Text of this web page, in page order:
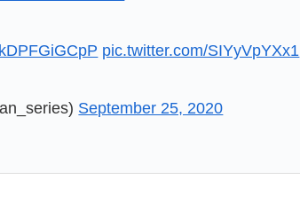
pic.twitter.com/SIYyVpYXx1
September 25, 2020